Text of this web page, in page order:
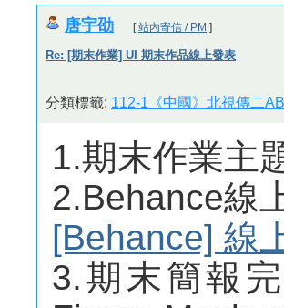
唐宇劭 [站內寄信 / PM ]
Re: [期末作業] UI 期末作品線上發表
分類標籤: 112-1《中國》北視傳二
1.期末作業主
2.Behance線
[Behance] 線
3.期末簡報